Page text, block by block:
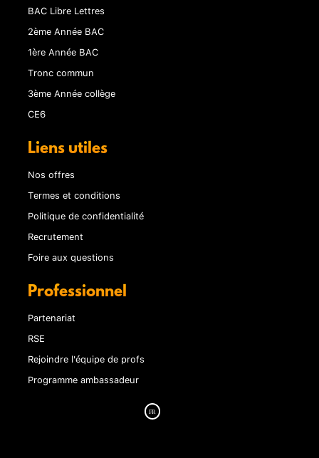
BAC Libre Lettres
2ème Année BAC
1ère Année BAC
Tronc commun
3ème Année collège
CE6
Liens utiles
Nos offres
Termes et conditions
Politique de confidentialité
Recrutement
Foire aux questions
Professionnel
Partenariat
RSE
Rejoindre l'équipe de profs
Programme ambassadeur